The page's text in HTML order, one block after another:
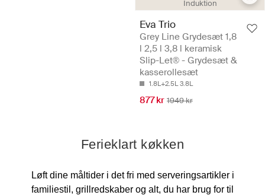
Induktion
Eva Trio
Grey Line Grydesæt 1,8
l 2,5 l 3,8 l keramisk
Slip-Let® - Grydesæt &
kasserollesæt
1.8L+2.5L 3.8L
877 kr 1949 kr
Ferieklart køkken
Løft dine måltider i det fri med serveringsartikler i
familiestil, grillredskaber og alt, du har brug for til